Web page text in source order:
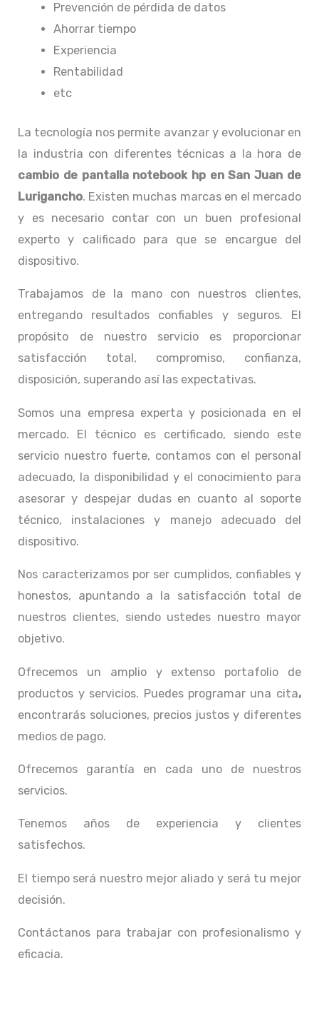
Prevención de pérdida de datos
Ahorrar tiempo
Experiencia
Rentabilidad
etc
La tecnología nos permite avanzar y evolucionar en
la industria con diferentes técnicas a la hora de
cambio de pantalla notebook hp en San Juan de
Lurigancho. Existen muchas marcas en el mercado
y es necesario contar con un buen profesional
experto y calificado para que se encargue del
dispositivo.
Trabajamos de la mano con nuestros clientes,
entregando resultados confiables y seguros. El
propósito de nuestro servicio es proporcionar
satisfacción total, compromiso, confianza,
disposición, superando así las expectativas.
Somos una empresa experta y posicionada en el
mercado. El técnico es certificado, siendo este
servicio nuestro fuerte, contamos con el personal
adecuado, la disponibilidad y el conocimiento para
asesorar y despejar dudas en cuanto al soporte
técnico, instalaciones y manejo adecuado del
dispositivo.
Nos caracterizamos por ser cumplidos, confiables y
honestos, apuntando a la satisfacción total de
nuestros clientes, siendo ustedes nuestro mayor
objetivo.
Ofrecemos un amplio y extenso portafolio de
productos y servicios. Puedes programar una cita,
encontrarás soluciones, precios justos y diferentes
medios de pago.
Ofrecemos garantía en cada uno de nuestros
servicios.
Tenemos años de experiencia y clientes
satisfechos.
El tiempo será nuestro mejor aliado y será tu mejor
decisión.
Contáctanos para trabajar con profesionalismo y
eficacia.